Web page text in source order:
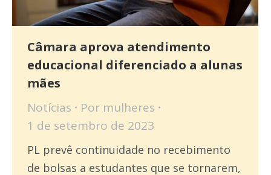
Câmara aprova atendimento
educacional diferenciado a alunas
mães
Notícias Por mulheres
1 de setembro de 2023
PL prevê continuidade no recebimento
de bolsas a estudantes que se tornarem,